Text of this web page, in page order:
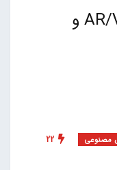
جدید برای هدست‌های AR/VR و
22